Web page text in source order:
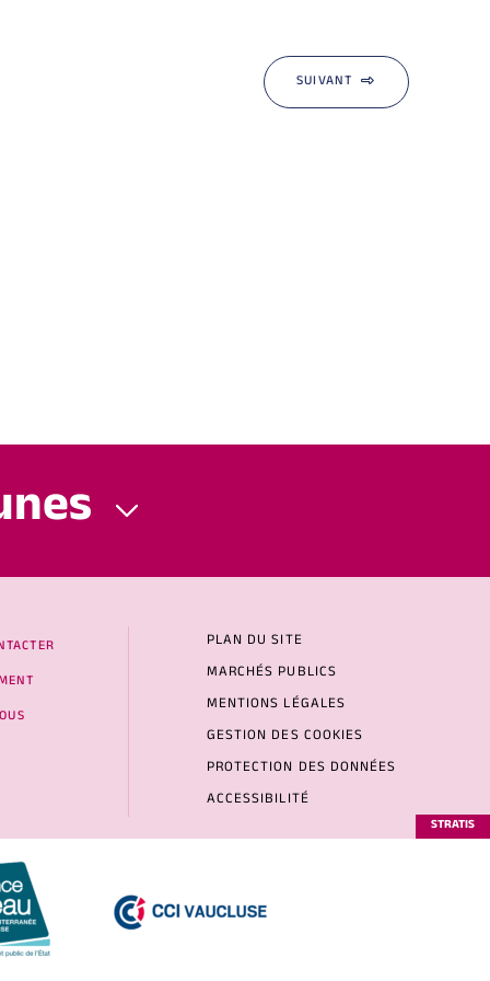
SUIVANT
PLAN DU SITE
MARCHÉS PUBLICS
MENTIONS LÉGALES
GESTION DES COOKIES
PROTECTION DES DONNÉES
ACCESSIBILITÉ
STRATIS